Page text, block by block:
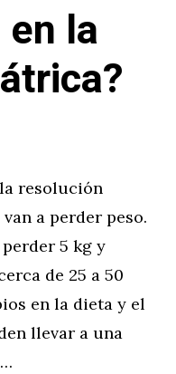
la
resolución
a perder peso.
5 kg y
de 25 a 50
en la dieta y el
llevar a una